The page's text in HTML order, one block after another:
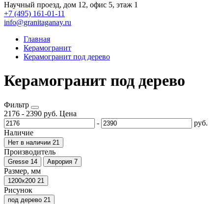
Научный проезд, дом 12, офис 5, этаж 1
+7 (495) 161-01-11
info@granitaganay.ru
Главная
Керамогранит
Керамогранит под дерево
Керамогранит под дерево
Фильтр
2176 - 2390 руб. Цена
-
руб.
Наличие
Нет в наличии 21
Производитель
Gresse 14 Аврория 7
Размер, мм
1200х200 21
Рисунок
под дерево 21